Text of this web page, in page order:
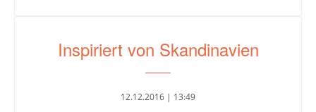
Inspiriert von Skandinavien
12.12.2016 | 13:49